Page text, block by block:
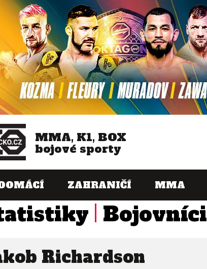
MMA, K1, BOX
bojové sporty
ZAHRANIČÍ MMA
Bojovníci
Richardson